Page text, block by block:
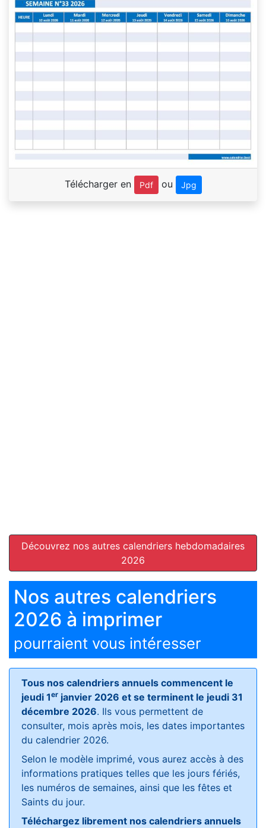
Télécharger en Pdf ou Jpg
Découvrez nos autres calendriers hebdomadaires
2026
Nos autres calendriers
2026 à imprimer
pourraient vous intéresser
Tous nos calendriers annuels commencent le
jeudi 1er janvier 2026 et se terminent le jeudi 31
décembre 2026. Ils vous permettent de
consulter, mois après mois, les dates importantes
du calendrier 2026.
Selon le modèle imprimé, vous aurez accès à des
informations pratiques telles que les jours fériés,
les numéros de semaines, ainsi que les fêtes et
Saints du jour.
Téléchargez librement nos calendriers annuels